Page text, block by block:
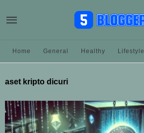
Home General Healthy Lifestyle
aset kripto dicuri